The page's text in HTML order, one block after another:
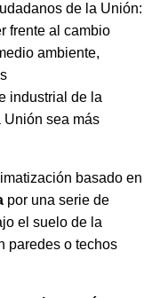
de la Unión:
frente al cambio
ambiente,
industrial de la
Unión sea más
basado en
por una serie de
el suelo de la
paredes o techos